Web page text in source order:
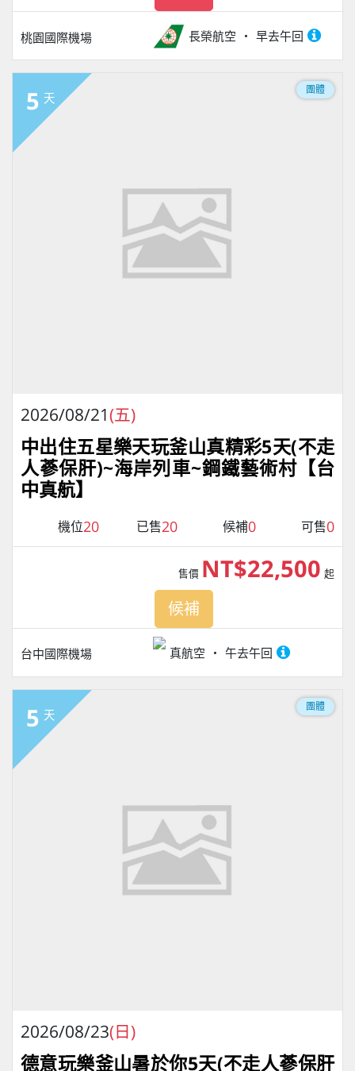
桃園國際機場 長榮航空 早去午回
5 天
團體
2026/08/21(五)
中出住五星樂天玩釜山真精彩5天(不走
人蔘保肝)~海岸列車~鋼鐵藝術村【台
中真航】
機位20 已售20 候補0 可售0
台中國際機場 真航空 午去午回
售價 NT$22,500 起
候補
5 天
團體
2026/08/23(日)
德意玩樂釜山暑於你5天(不走人蔘保肝